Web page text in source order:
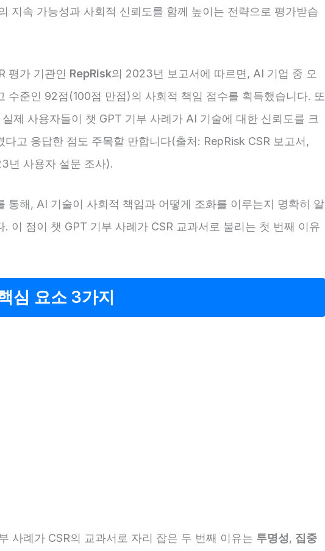
지속 가능성과 사회적 신뢰도를 함께 높이는 전략으로 평가받습
평가 기관인 RepRisk의 2023년 보고서에 따르면, AI 기업 중 오
수준인 92점(100점 만점)의 사회적 책임 점수를 획득했습니다. 또
제 사용자들이 챗 GPT 기부 사례가 AI 기술에 대한 신뢰도를 크
다고 응답한 점도 주목할 만합니다(출처: RepRisk CSR 보고서,
년 사용자 설문 조사).
통해, AI 기술이 사회적 책임과 어떻게 조화를 이루는지 명확히 알
. 이 점이 챗 GPT 기부 사례가 CSR 교과서로 불리는 첫 번째 이유
심 요소 3가지
사례가 CSR의 교과서로 자리 잡은 두 번째 이유는 투명성, 집중